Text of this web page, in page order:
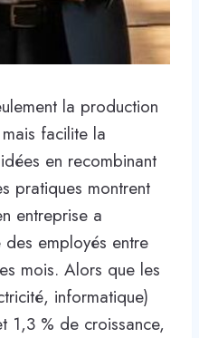
la production
facilite la
en recombinant
pratiques montrent
entreprise a
employés entre
mois. Alors que les
informatique)
1,3 % de croissance,